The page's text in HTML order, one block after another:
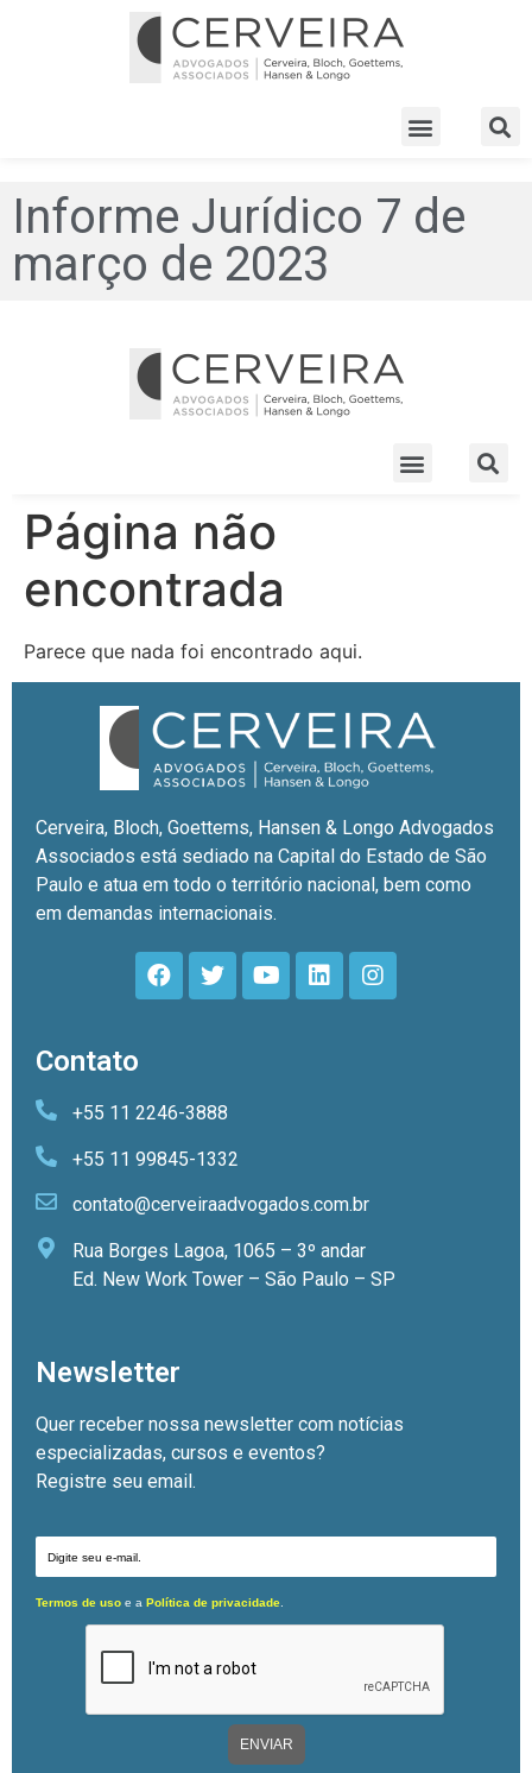
Informe Jurídico 7 de
março de 2023